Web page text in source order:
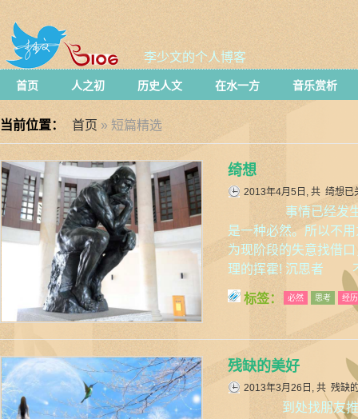
李少文的个人博客
首页 人之初 历史人文 在水一方 音乐赏析
当前位置： 首页 » 短篇精选
绮想
2013年4月5日, 共 绮想已
事情已经发生
是一种必然。所以不
为现阶段的失意找借
理的挥霍! 沉思者
标签： 必然 思考 经历
残缺的美好
2013年3月26日, 共 残缺
到处找朋友推